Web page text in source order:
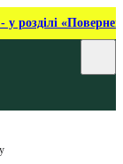
у розділі